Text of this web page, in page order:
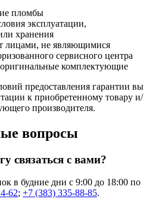
пломбы
эксплуатации,
хранения
лицами, не являющимися
сервисного центра
комплектующие
предоставления гарантии вы
к приобретенному товару и/
производителя.
вопросы
связаться с вами?
в будние дни с 9:00 до 18:00 по
62; +7 (383) 335-88-85.